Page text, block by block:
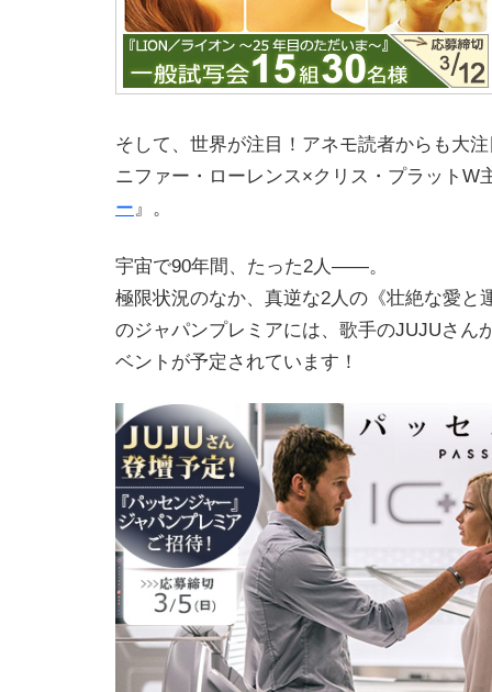
そして、世界が注目！アネモ読者からも大
ニファー・ローレンス×クリス・プラットW
ー 』。
宇宙で90年間、たった2人――。
極限状況のなか、真逆な2人の《壮絶な愛と
のジャパンプレミアには、歌手のJUJUさん
ベントが予定されています！